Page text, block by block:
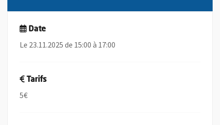
Date
Le 23.11.2025 de 15:00 à 17:00
Tarifs
5€